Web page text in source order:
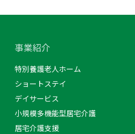
事業紹介
特別養護老人ホーム
ショートステイ
デイサービス
小規模多機能型居宅介護
居宅介護支援